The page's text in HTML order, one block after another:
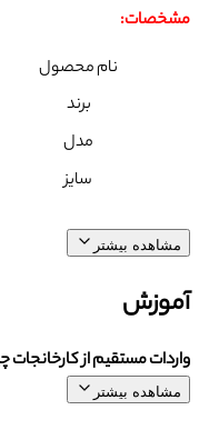
مشخصات:
نام محصول
برند
مدل
سایز
مشاهده بیشتر
آموزش
واردات مستقیم از کارخانجات
مشاهده بیشتر